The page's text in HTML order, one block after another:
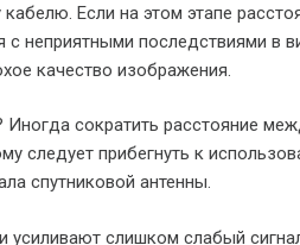
кабелю. Если на этом этапе
с неприятными последствиями в
качество изображения.
Иногда сократить расстояние
следует прибегнуть к
спутниковой антенны.
усиливают слишком слабый